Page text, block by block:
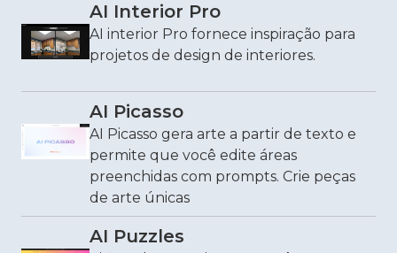
AI Interior Pro
AI interior Pro fornece inspiração para
projetos de design de interiores.
AI Picasso
AI Picasso gera arte a partir de texto e
permite que você edite áreas
preenchidas com prompts. Crie peças
de arte únicas
AI Puzzles